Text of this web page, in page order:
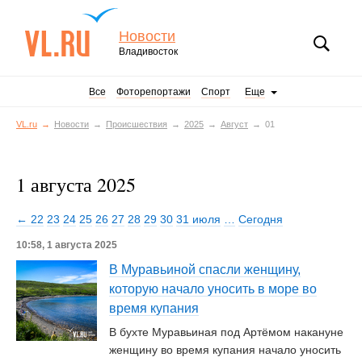
Новости
Владивосток
Все Фоторепортажи Спорт Еще
VL.ru Новости Происшествия 2025 Август 01
1 августа 2025
← 22 23 24 25 26 27 28 29 30 31 июля Сегодня
10:58, 1 августа 2025
В Муравьиной спасли женщину,
которую начало уносить в море во
время купания
В бухте Муравьиная под Артёмом накануне
женщину во время купания начало уносить